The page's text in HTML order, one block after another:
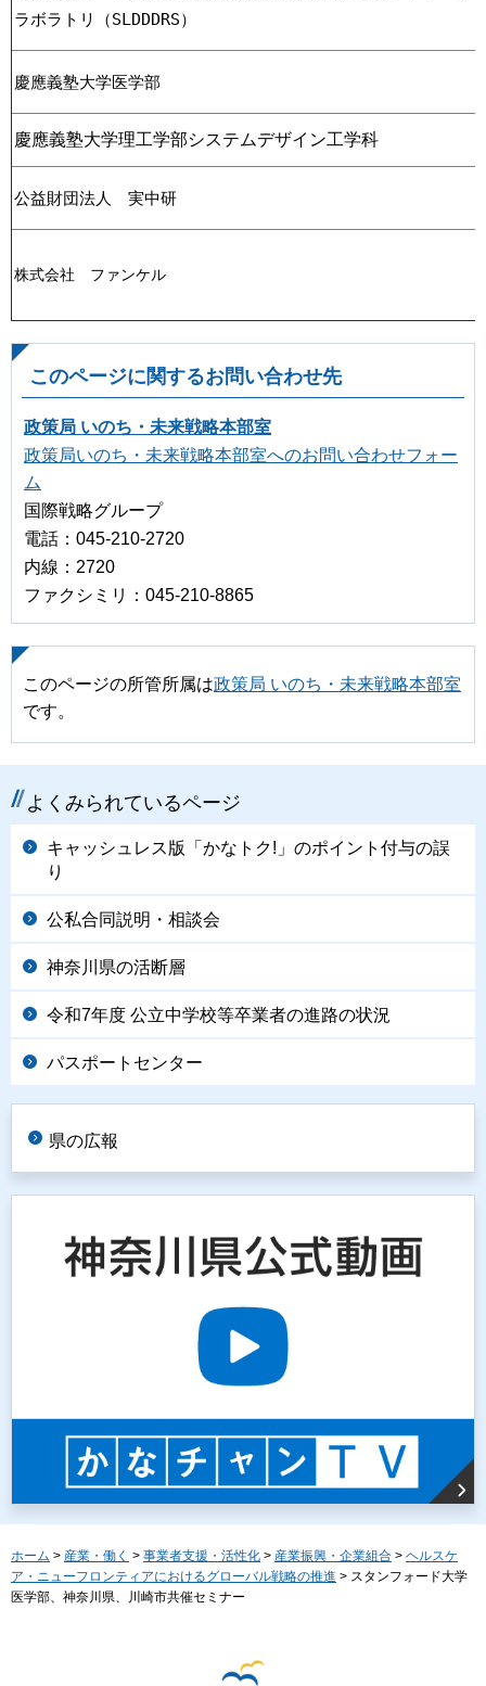
ラボラトリ（SLDDDRS）
慶應義塾大学医学部
慶應義塾大学理工学部システムデザイン工学科
公益財団法人　実中研
株式会社 ファンケル
このページに関するお問い合わせ先
政策局 いのち・未来戦略本部室
政策局いのち・未来戦略本部室へのお問い合わせフォー
ム
国際戦略グループ
電話：045-210-2720
内線：2720
ファクシミリ：045-210-8865
このページの所管所属は政策局 いのち・未来戦略本部室
です。
よくみられているページ
キャッシュレス版「かなトク!」のポイント付与の誤
り
公私合同説明・相談会
神奈川県の活断層
令和7年度 公立中学校等卒業者の進路の状況
パスポートセンター
県の広報
ホーム > 産業・働く > 事業者支援・活性化 > 産業振興・企業組合 > ヘルスケ
ア・ニューフロンティアにおけるグローバル戦略の推進 > スタンフォード大学
医学部、神奈川県、川崎市共催セミナー